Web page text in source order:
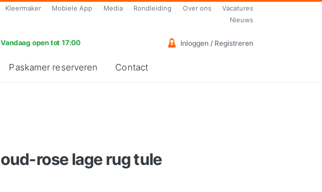
Kleermaker Mobiele App Media Rondleiding Over ons
Vacatures
Nieuws
Vandaag open tot 17:00 Inloggen / Registreren
Paskamer reserveren Contact
rose lage rug tule